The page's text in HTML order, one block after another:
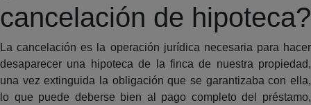
cancelación de hipoteca?
La cancelación es la operación jurídica necesaria para hacer
desaparecer una hipoteca de la finca de nuestra propiedad,
una vez extinguida la obligación que se garantizaba con ella,
lo que puede deberse bien al pago completo del préstamo,